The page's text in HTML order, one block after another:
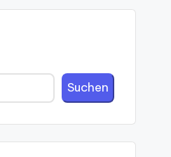
Suchen